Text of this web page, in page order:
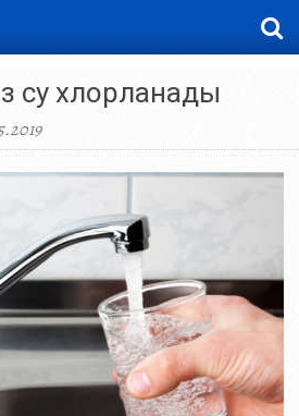
су хлорланады